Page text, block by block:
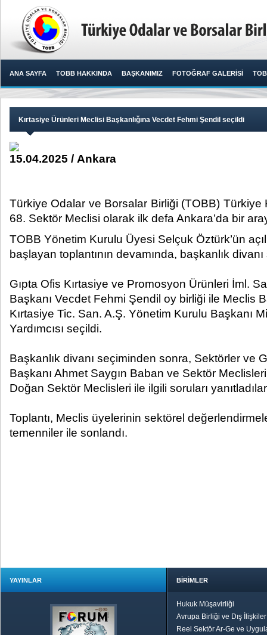
ANA SAYFA TOBB HAKKINDA BAŞKANIMIZ FOTOĞRAF GALERİSİ
Kırtasiye Ürünleri Meclisi Başkanlığına Vecdet Fehmi Şendil seçildi
15.04.2025 / Ankara
Türkiye Odalar ve Borsalar Birliği (TOBB) Türkiye
68. Sektör Meclisi olarak ilk defa Ankara’da bir
TOBB Yönetim Kurulu Üyesi Selçuk Öztürk’ün
başlayan toplantının devamında, başkanlık divanı
Gıpta Ofis Kırtasiye ve Promosyon Ürünleri İml.
Başkanı Vecdet Fehmi Şendil oy birliği ile Meclis
Kırtasiye Tic. San. A.Ş. Yönetim Kurulu Başkanı
Yardımcısı seçildi.
Başkanlık divanı seçiminden sonra, Sektörler ve
Başkanı Ahmet Saygın Baban ve Sektör
Doğan Sektör Meclisleri ile ilgili soruları
Toplantı, Meclis üyelerinin sektörel
temenniler ile sonlandı.
YAYINLAR BİRİMLER
Hukuk Müşavirliği
Avrupa Birliği ve Dış
Reel Sektör Ar-Ge ve